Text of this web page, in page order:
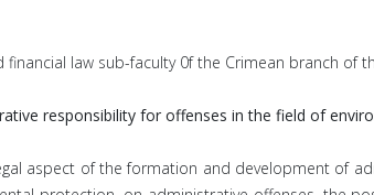
law sub-faculty 0f the Crimean branch of
responsibility for offenses in the field of
aspect of the formation and development of